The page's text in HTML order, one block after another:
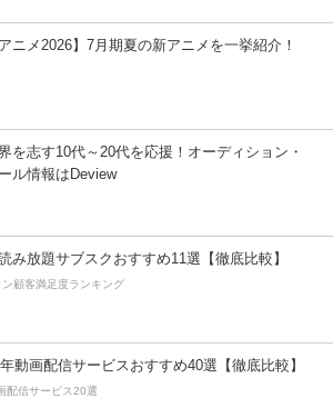
アニメ2026】7月期夏の新アニメを一挙紹介！
を志す10代～20代を応援！オーディション・
ル情報はDeview
み放題サブスクおすすめ11選【徹底比較】
ン顧客満足度ランキング
動画配信サービスおすすめ40選【徹底比較】
配信サービス20選